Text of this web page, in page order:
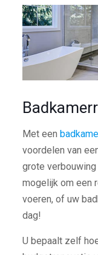
Met een
voordelen van
grote
mogelijk om een
voeren, of uw
dag!
U bepaalt zelf